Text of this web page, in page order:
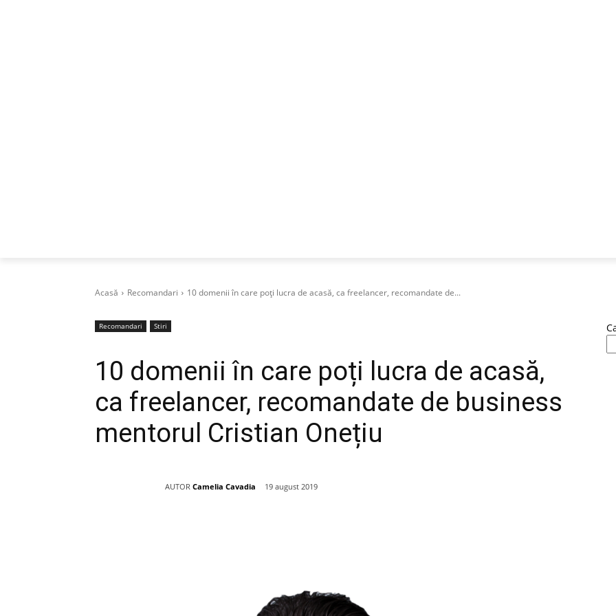
Acasă Recomandari 10 domenii în care poți lucra de acasă, ca freelancer, recomandate de...
Recomandari Stiri
10 domenii în care poți lucra de acasă,
ca freelancer, recomandate de business
mentorul Cristian Onețiu
AUTOR Camelia Cavadia 19 august 2019